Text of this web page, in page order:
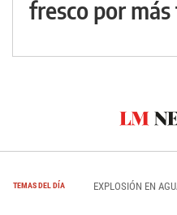
fresco por
TEMAS DEL DÍA EXPLOSIÓN EN